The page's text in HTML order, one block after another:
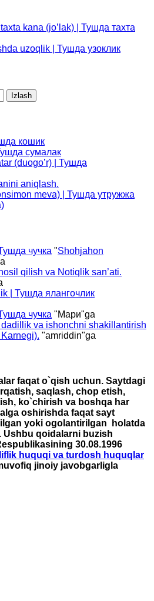
kana (jo’lak) | Тушда тахта
uzoqlik | Тушда узоклик
кошик
сумалак
(duogo’r) | Тушда
aniqlash.
meva) | Тушда утружжа
чучка "Shohjahon
qilish va Notiqlik san’ati.
| Тушда ялангочлик
чучка "Мари"ga
dadillik va ishonchni shakillantirish
"amriddin"ga
faqat o`qish uchun. Saytdagi
saqlash, chop etish,
ko`chirish va boshqa har
oshirishda faqat sayt
yoki ogolantirilgan holatda
qoidalarni buzish
30.08.1996
huquqi va turdosh huquqlar
jinoiy javobgarligla